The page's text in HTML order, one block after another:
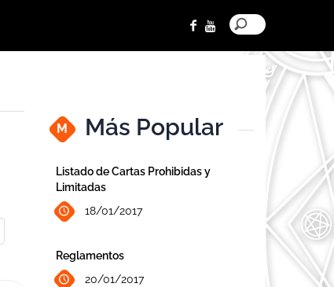
M Más Popular
Listado de Cartas Prohibidas y
Limitadas
18/01/2017
Reglamentos
20/01/2017